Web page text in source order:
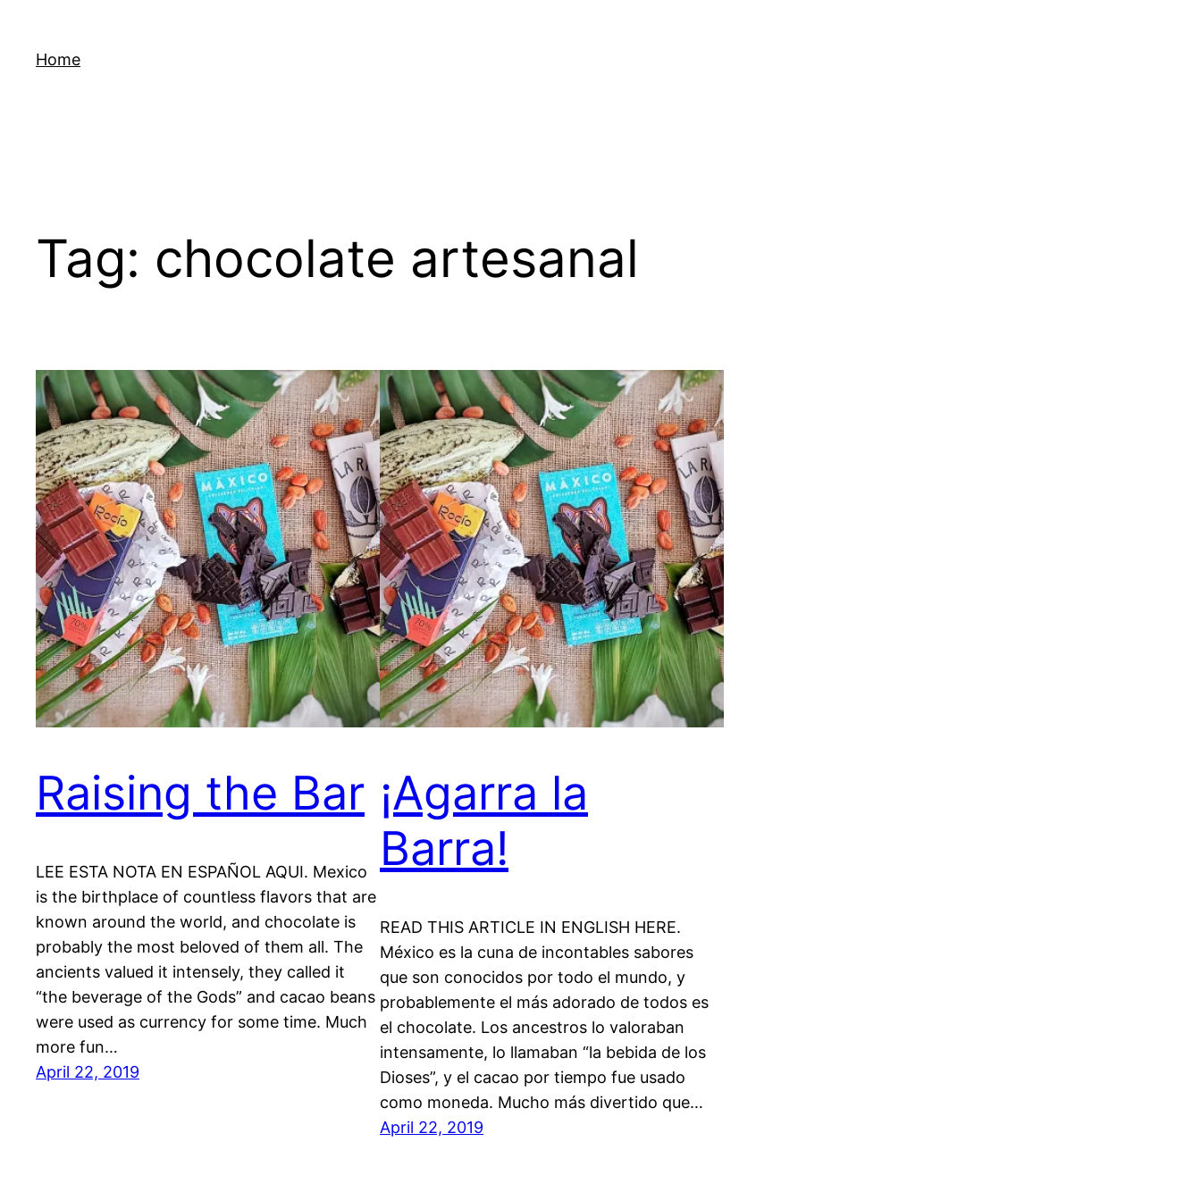
content
Home
Tag: chocolate artesanal
Raising the Bar
LEE ESTA NOTA EN ESPAÑOL AQUI. Mexico
is the birthplace of countless flavors that are
known around the world, and chocolate is
probably the most beloved of them all. The
ancients valued it intensely, they called it
“the beverage of the Gods” and cacao beans
were used as currency for some time. Much
more fun…
April 22, 2019
¡Agarra la
Barra!
READ THIS ARTICLE IN ENGLISH HERE.
México es la cuna de incontables sabores
que son conocidos por todo el mundo, y
probablemente el más adorado de todos es
el chocolate. Los ancestros lo valoraban
intensamente, lo llamaban “la bebida de los
Dioses”, y el cacao por tiempo fue usado
como moneda. Mucho más divertido que…
April 22, 2019